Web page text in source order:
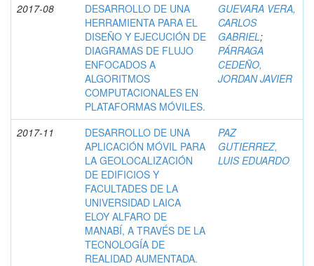
2017-08
DESARROLLO DE UNA
HERRAMIENTA PARA EL
DISEÑO Y EJECUCIÓN DE
DIAGRAMAS DE FLUJO
ENFOCADOS A
ALGORITMOS
COMPUTACIONALES EN
PLATAFORMAS MÓVILES.
GUEVARA VERA,
CARLOS
GABRIEL;
PÁRRAGA
CEDEÑO,
JORDAN JAVIER
2017-11
DESARROLLO DE UNA
APLICACIÓN MÓVIL PARA
LA GEOLOCALIZACIÓN
DE EDIFICIOS Y
FACULTADES DE LA
UNIVERSIDAD LAICA
ELOY ALFARO DE
MANABÍ, A TRAVÉS DE LA
TECNOLOGÍA DE
REALIDAD AUMENTADA.
PAZ
GUTIERREZ,
LUIS EDUARDO